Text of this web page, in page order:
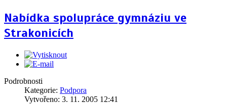
Nabídka spolupráce gymnáziu ve
Strakonicích
Podrobnosti
Kategorie: Podpora
Vytvořeno: 3. 11. 2005 12:41